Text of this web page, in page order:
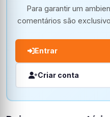
Para garantir um
comentários são
Entrar
Criar conta